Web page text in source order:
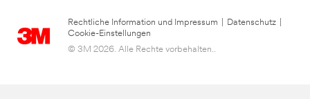
Rechtliche Information und Impressum Datenschutz
Cookie-Einstellungen
© 3M 2026. Alle Rechte vorbehalten..